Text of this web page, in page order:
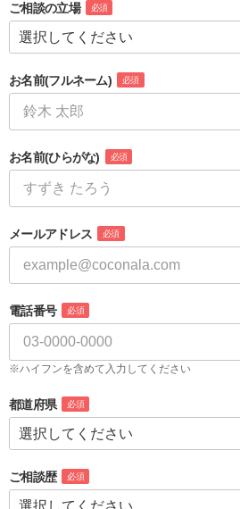
ご相談の立場 必須
お名前(フルネーム) 必須
お名前(ひらがな) 必須
メールアドレス 必須
電話番号 必須
※ハイフンを含めて入力してください
都道府県 必須
ご相談歴 必須